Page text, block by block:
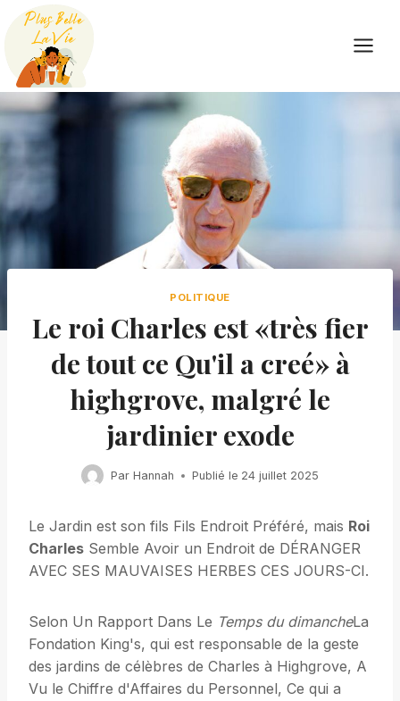
Skip
content
POLITIQUE
Le roi Charles est «très fier
de tout ce Qu'il a creé» à
highgrove, malgré le
jardinier exode
Par Hannah Publié le 24 juillet 2025
Le Jardin est son fils Fils Endroit Préféré, mais Roi
Charles Semble Avoir un Endroit de DÉRANGER
AVEC SES MAUVAISES HERBES CES JOURS-CI.
Selon Un Rapport Dans Le Temps du dimancheLa
Fondation King's, qui est responsable de la geste
des jardins de célèbres de Charles à Highgrove, A
Vu le Chiffre d'Affaires du Personnel, Ce qui a